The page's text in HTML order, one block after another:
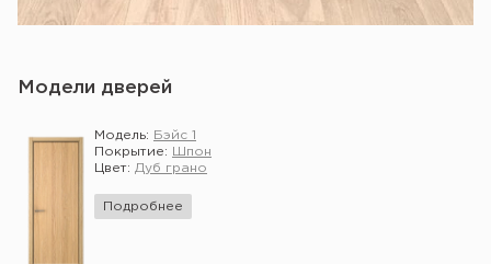
Модели дверей
Модель:
Бэйс 1
Покрытие:
Шпон
Цвет: Дуб грано
Подробнее